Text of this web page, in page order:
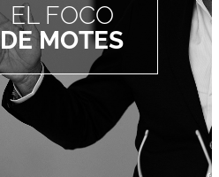
EL FOCO
DE MOTES